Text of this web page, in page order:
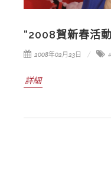
“2008賀新春活
2008年02月23日
詳細